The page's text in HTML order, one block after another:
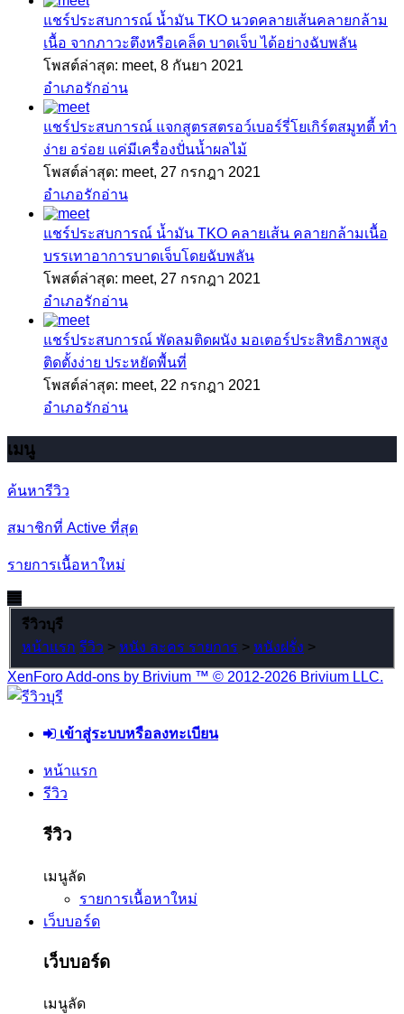
แชร์ประสบการณ์ น้ำมัน TKO นวดคลายเส้นคลายกล้าม
เนื้อ จากภาวะตึงหรือเคล็ด บาดเจ็บ ได้อย่างฉับพลัน
โพสต์ล่าสุด: meet, 8 กันยา 2021
อำเภอรักอ่าน
แชร์ประสบการณ์ แจกสูตรสตรอว์เบอร์รี่โยเกิร์ตสมูทตี้ ทำ
ง่าย อร่อย แค่มีเครื่องปั่นน้ำผลไม้
โพสต์ล่าสุด: meet, 27 กรกฎา 2021
อำเภอรักอ่าน
แชร์ประสบการณ์ น้ำมัน TKO คลายเส้น คลายกล้ามเนื้อ
บรรเทาอาการบาดเจ็บโดยฉับพลัน
โพสต์ล่าสุด: meet, 27 กรกฎา 2021
อำเภอรักอ่าน
แชร์ประสบการณ์ พัดลมติดผนัง มอเตอร์ประสิทธิภาพสูง
ติดตั้งง่าย ประหยัดพื้นที่
โพสต์ล่าสุด: meet, 22 กรกฎา 2021
อำเภอรักอ่าน
เมนู
ค้นหารีวิว
สมาชิกที่ Active ที่สุด
รายการเนื้อหาใหม่
รีวิวบุรี
หน้าแรก รีวิว > หนัง ละคร รายการ > หนังฝรั่ง >
XenForo Add-ons by Brivium ™ © 2012-2026 Brivium LLC.
เข้าสู่ระบบหรือลงทะเบียน
หน้าแรก
รีวิว
รีวิว
เมนูลัด
รายการเนื้อหาใหม่
เว็บบอร์ด
เว็บบอร์ด
เมนูลัด